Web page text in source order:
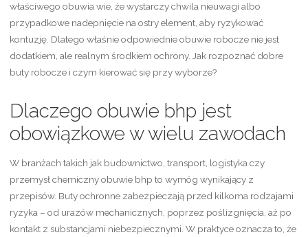
właściwego obuwia wie, że wystarczy chwila nieuwagi albo
przypadkowe nadepnięcie na ostry element, aby ryzykować
kontuzję. Dlatego właśnie odpowiednie obuwie robocze nie jest
dodatkiem, ale realnym środkiem ochrony. Jak rozpoznać dobre
buty robocze i czym kierować się przy wyborze?
Dlaczego obuwie bhp jest
obowiązkowe w wielu zawodach
W branżach takich jak budownictwo, transport, logistyka czy
przemysł chemiczny obuwie bhp to wymóg wynikający z
przepisów. Buty ochronne zabezpieczają przed kilkoma rodzajami
ryzyka – od urazów mechanicznych, poprzez poślizgnięcia, aż po
kontakt z substancjami niebezpiecznymi. W praktyce oznacza to, że